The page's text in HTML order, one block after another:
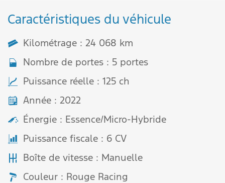
Caractéristiques du véhicule
Kilométrage : 24 068 km
Nombre de portes : 5 portes
Puissance réelle : 125 ch
Année : 2022
Énergie : Essence/Micro-Hybride
Puissance fiscale : 6 CV
Boîte de vitesse : Manuelle
Couleur : Rouge Racing